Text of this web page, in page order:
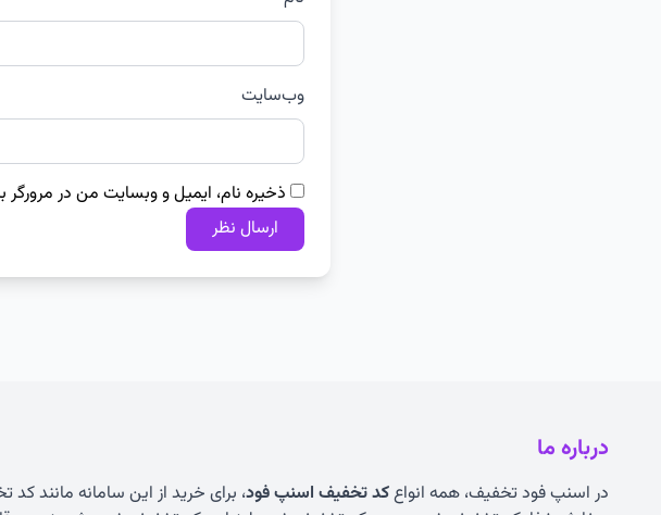
وب‌سایت
ذخیره نام، ایمیل و وبسایت من در مرورگر
درباره ما
در اسنپ فود تخفیف، همه انواعکد تخفیف اسنپ فود، برای خرید از این سامانه مانند کد